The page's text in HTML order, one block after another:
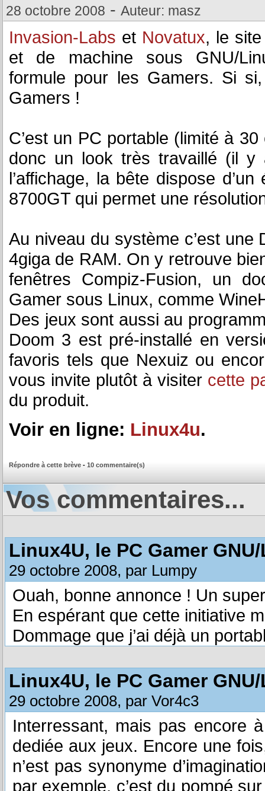
28 octobre 2008 - Auteur: masz
Invasion-Labs et Novatux, le
et de machine sous GNU/
formule pour les Gamers. Si
Gamers !
C’est un PC portable (limité à
donc un look très travaillé (il
l’affichage, la bête dispose
8700GT qui permet une
Au niveau du système c’est
4giga de RAM. On y retrouve
fenêtres Compiz-Fusion, un
Gamer sous Linux, comme
Des jeux sont aussi au
Doom 3 est pré-installé en
favoris tels que Nexuiz ou
vous invite plutôt à visiter cette
du produit.
Voir en ligne: Linux4u.
Répondre à cette brève - 10 commentaire(s)
Vos commentaires...
Linux4U, le PC Gamer
29 octobre 2008, par Lumpy
Ouah, bonne annonce ! Un
En espérant que cette initiative
Dommage que j’ai déjà un
Linux4U, le PC Gamer
29 octobre 2008, par Vor4c3
Interressant, mais pas encore
dediée aux jeux. Encore une
n’est pas synonyme
par exemple, c’est du pompé